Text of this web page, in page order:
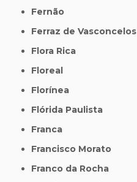
Fernão
Ferraz de Vasconcelos
Flora Rica
Floreal
Florínea
Flórida Paulista
Franca
Francisco Morato
Franco da Rocha